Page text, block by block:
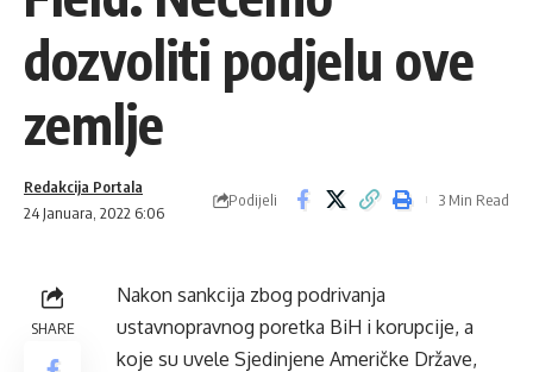
dozvoliti podjelu ove
zemlje
24 Januara, 2022 6:06
Redakcija Portala
Podijeli 3 Min Read
SHARE
Nakon sankcija zbog podrivanja
ustavnopravnog poretka BiH i korup­cije, a
koje su uvele Sjedi­njene Američke Države,